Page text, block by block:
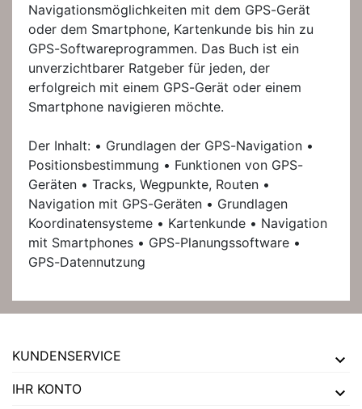
Navigationsmöglichkeiten mit dem GPS-Gerät
oder dem Smartphone, Kartenkunde bis hin zu
GPS-Softwareprogrammen. Das Buch ist ein
unverzichtbarer Ratgeber für jeden, der
erfolgreich mit einem GPS-Gerät oder einem
Smartphone navigieren möchte.
Der Inhalt: • Grundlagen der GPS-Navigation •
Positionsbestimmung • Funktionen von GPS-
Geräten • Tracks, Wegpunkte, Routen •
Navigation mit GPS-Geräten • Grundlagen
Koordinatensysteme • Kartenkunde • Navigation
mit Smartphones • GPS-Planungssoftware •
GPS-Datennutzung
KUNDENSERVICE
IHR KONTO